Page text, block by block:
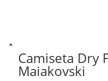
Camiseta Dry
Maiakovski